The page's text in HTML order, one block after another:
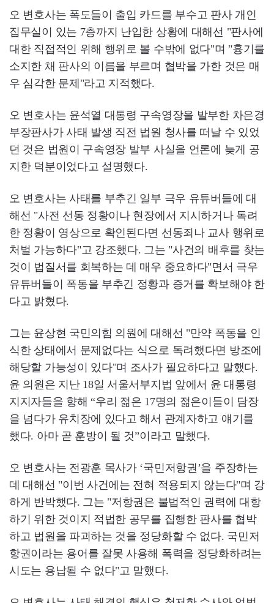
오 변호사는 폭도들이 출입 카드를 부수고 판사 개인
집무실이 있는 7층까지 난입한 상황에 대해선 "판사에
대한 직접적인 위해 행위로 볼 수밖에 없다"며 "흉기를
소지한 채 판사의 이름을 부르며 협박을 가한 것은 매
우 심각한 문제"라고 지적했다.
오 변호사는 윤석열 대통령 구속영장을 발부한 차은경
부장판사가 사태 발생 직전 법원 청사를 떠날 수 있었
던 것은 법원이 구속영장 발부 사실을 언론에 늦게 공
지한 덕분이었다고 설명했다.
오 변호사는 사태를 부추긴 일부 극우 유튜버들에 대
해선 "사전 선동 정황이나 현장에서 지시하거나 독려
한 정황이 영상으로 확인된다면 선동죄나 교사 행위로
처벌 가능하다"고 강조했다. 그는 "사건의 배후를 찾는
것이 법질서를 회복하는 데 매우 중요하다"면서 극우
유튜버들이 폭동을 부추긴 정황과 증거를 확보해야 한
다고 밝혔다.
그는 윤상현 국민의힘 의원에 대해선 "만약 폭동을 인
식한 상태에서 문제없다는 식으로 독려했다면 방조에
해당할 가능성이 있다"며 조사가 필요하다고 말했다.
윤 의원은 지난 18일 서울서부지법 앞에서 윤 대통령
지지자들을 향해 “우리 젊은 17명의 젊은이들이 담장
을 넘다가 유치장에 있다고 해서 관계자하고 얘기를
했다. 아마 곧 훈방이 될 것”이라고 말했다.
오 변호사는 전광훈 목사가 ‘국민저항권’을 주장하는
데 대해선 "이번 사건에는 전혀 적용되지 않는다"며 강
하게 반박했다. 그는 "저항권은 불법적인 권력에 대항
하기 위한 것이지 적법한 공무를 집행한 판사를 협박
하고 법원을 파괴하는 것을 정당화할 수 없다. 국민저
항권이라는 용어를 잘못 사용해 폭력을 정당화하려는
시도는 용납될 수 없다"고 말했다.